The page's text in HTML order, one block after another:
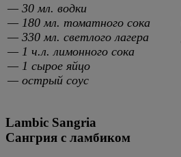
— 30 мл. водки
— 180 мл. томатного сока
— 330 мл. светлого лагера
— 1 ч.л. лимонного сока
— 1 сырое яйцо
— острый соус
Lambic Sangria
Сангрия с ламбиком